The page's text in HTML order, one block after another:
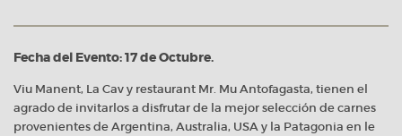
Fecha del Evento: 17 de Octubre.
Viu Manent, La Cav y restaurant Mr. Mu Antofagasta, tienen el
agrado de invitarlos a disfrutar de la mejor selección de carnes
provenientes de Argentina, Australia, USA y la Patagonia en le